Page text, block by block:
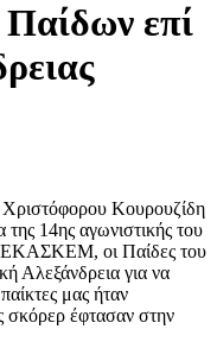
επί
Κουρουζίδη
14ης αγωνιστικής του
ΕΚΑΣΚΕΜ, οι Παίδες του
Αλεξάνδρεια για να
μας ήταν
σκόρερ έφτασαν στην